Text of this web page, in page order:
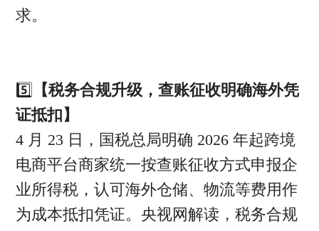
求。
5️⃣
【税务合规升级，查账征收明确海外凭
证抵扣】
4 月 23 日，国税总局明确 2026 年起跨境
电商平台商家统一按查账征收方式申报企
业所得税，认可海外仓储、物流等费用作
为成本抵扣凭证。央视网解读，税务合规